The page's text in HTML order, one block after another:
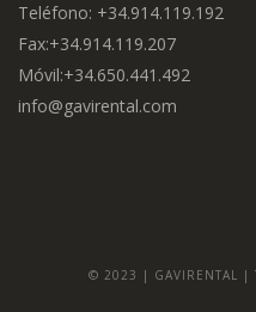
Teléfono: +34.914.119.192
Fax:+34.914.119.207
Móvil:+34.650.441.492
info@gavirental.com
© 2023 | GAVIRENTAL |